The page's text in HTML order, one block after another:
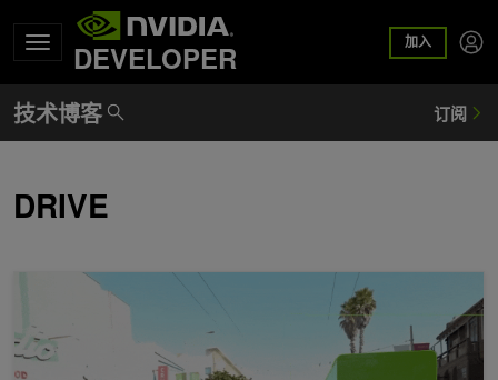
DEVELOPER 加入
DRIVE
使用 NVIDIA Alpamayo 2 Super 生成轨迹、推理路径和自动标注